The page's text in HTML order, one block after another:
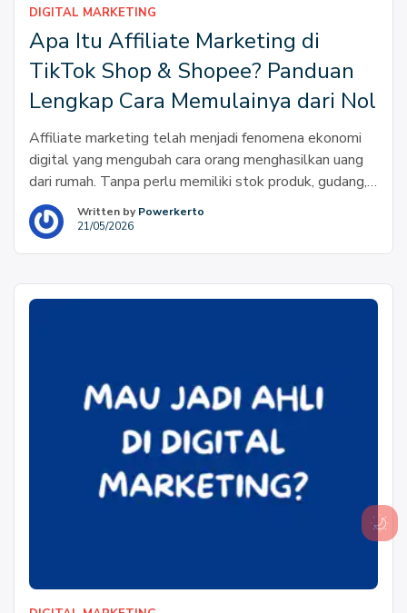
DIGITAL MARKETING
Apa Itu Affiliate Marketing di
TikTok Shop & Shopee? Panduan
Lengkap Cara Memulainya dari Nol
Affiliate marketing telah menjadi fenomena ekonomi
digital yang mengubah cara orang menghasilkan uang
dari rumah. Tanpa perlu memiliki stok produk, gudang,
atau pusing memikirkan logistik pengiriman, siapa pun
kini bisa membangun sumber pendapatan melalui
di marketplace. Mengenal Affiliate Marketing: Cara
Written byPowerkerto
21/05/2026